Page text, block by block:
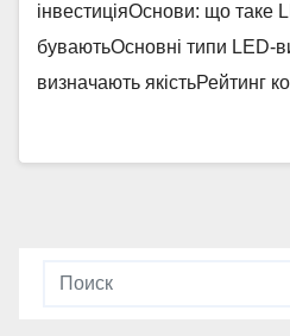
інвестиціяОснови: що таке
буваютьОсновні типи LED-
визначають якістьРейтинг